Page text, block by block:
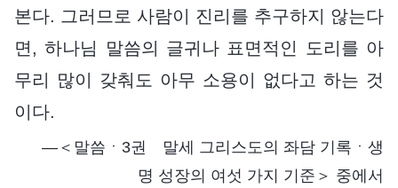
본다. 그러므로 사람이 진리를 추구하지 않는다
면, 하나님 말씀의 글귀나 표면적인 도리를 아
무리 많이 갖춰도 아무 소용이 없다고 하는 것
이다.
―＜말씀ㆍ3권 말세 그리스도의 좌담 기록ㆍ생
명 성장의 여섯 가지 기준＞ 중에서